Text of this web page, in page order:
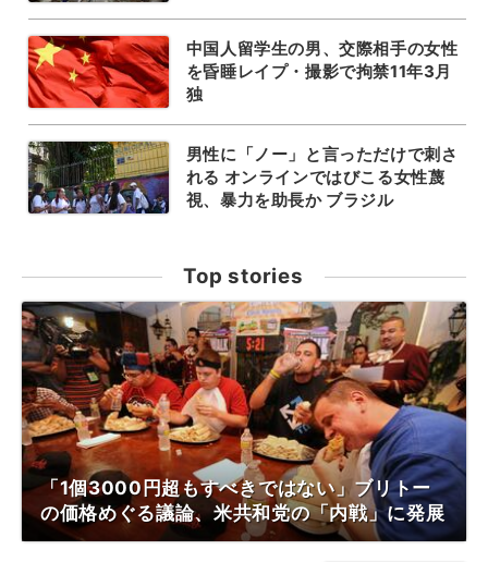
中国人留学生の男、交際相手の女性
を昏睡レイプ・撮影で拘禁11年3月
独
男性に「ノー」と言っただけで刺さ
れる オンラインではびこる女性蔑
視、暴力を助長か ブラジル
Top stories
「1個3000円超もすべきではない」ブリトー
の価格めぐる議論、米共和党の「内戦」に発展